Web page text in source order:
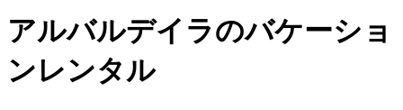
アルバルデイラのバケーショ
ンレンタル